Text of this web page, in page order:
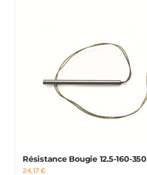
Résistance Bougie 12.5-160-350
24,17€